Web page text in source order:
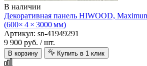
В наличии
Декоративная панель HIWOOD,
(600× 4 × 3000 мм)
Артикул: sn-41949291
9 900 руб. / шт.
В корзину Купить в 1 клик